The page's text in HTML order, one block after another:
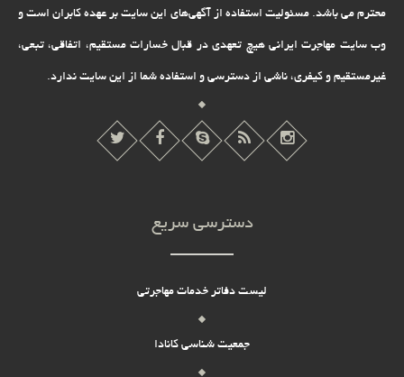
محترم می باشد. مسئولیت استفاده از آگهی‌های این سایت بر عهده کابران است و
وب سایت مهاجرت ایرانی هیچ تعهدى در قبال خسارات مستقیم، اتفاقى، تبعى،
غیرمستقیم و کیفرى، ناشى از دسترسى و استفاده شما از این سایت ندارد.
دسترسی سریع
لیست دفاتر خدمات مهاجرتی
جمعیت شناسی کانادا